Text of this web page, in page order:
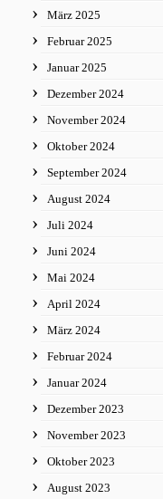
März 2025
Februar 2025
Januar 2025
Dezember 2024
November 2024
Oktober 2024
September 2024
August 2024
Juli 2024
Juni 2024
Mai 2024
April 2024
März 2024
Februar 2024
Januar 2024
Dezember 2023
November 2023
Oktober 2023
August 2023